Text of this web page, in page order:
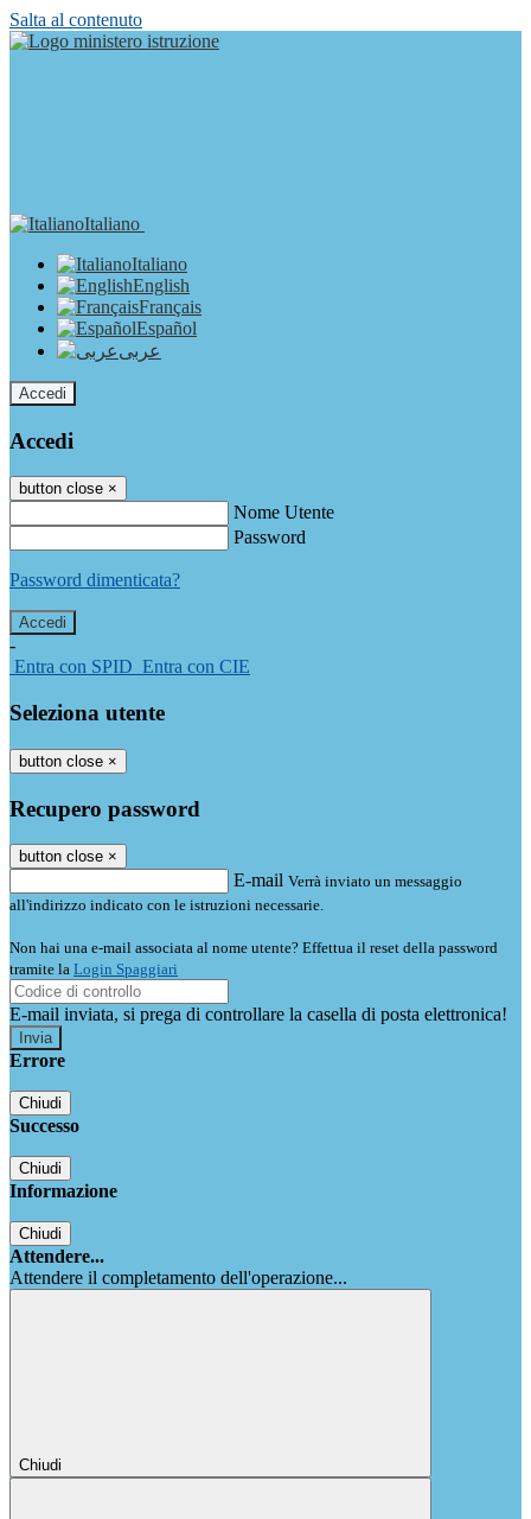
Salta al contenuto
Italiano
Italiano
English
Français
Español
عربى
Accedi
Accedi
button close ×
Nome Utente
Password
Password dimenticata?
-
Entra con SPID Entra con CIE
Seleziona utente
button close ×
Recupero password
button close ×
E-mail Verrà inviato un messaggio
all'indirizzo indicato con le istruzioni necessarie.
Non hai una e-mail associata al nome utente? Effettua il reset della password
tramite la Login Spaggiari
E-mail inviata, si prega di controllare la casella di posta elettronica!
Errore
Chiudi
Successo
Chiudi
Informazione
Chiudi
Attendere...
Attendere il completamento dell'operazione...
Chiudi